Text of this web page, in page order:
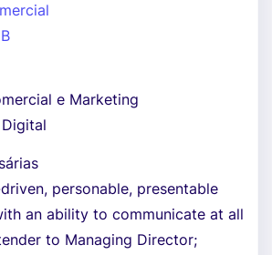
e Marketing
personable, presentable
an ability to communicate at all
to Managing Director;